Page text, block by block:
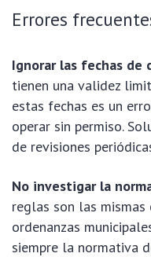
Errores
Ignorar las fechas de
tienen una validez
estas fechas es un
operar sin permiso.
de revisiones
No investigar la
reglas son las
ordenanzas
siempre la normativa